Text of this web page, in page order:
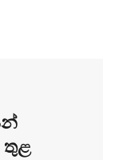
තුළ